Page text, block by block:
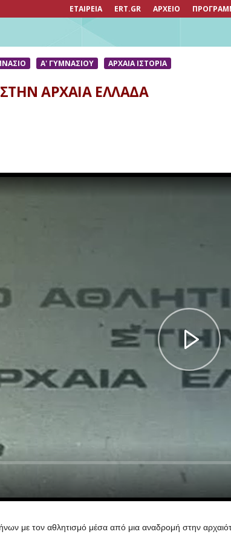
ΕΤΑΙΡΕΙΑ ERT.GR ΑΡΧΕΙΟ
Α' ΓΥΜΝΑΣΙΟΥ ΑΡΧΑΊΑ ΙΣΤΟΡΊΑ
ΑΡΧΑΙΑ ΕΛΛΑΔΑ
με τον αθλητισμό μέσα από μια αναδρομή στην